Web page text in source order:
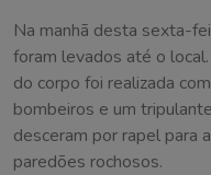
Na manhã desta sexta-
foram levados até o
do corpo foi realizada
bombeiros e um
desceram por rapel para
paredões rochosos.